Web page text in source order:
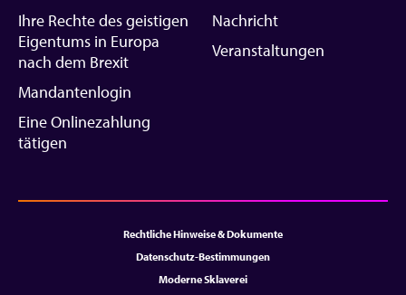
Ihre Rechte des geistigen
Eigentums in Europa
nach dem Brexit
Mandantenlogin
Eine Onlinezahlung
tätigen
Nachricht
Veranstaltungen
Rechtliche Hinweise & Dokumente
Datenschutz-Bestimmungen
Moderne Sklaverei